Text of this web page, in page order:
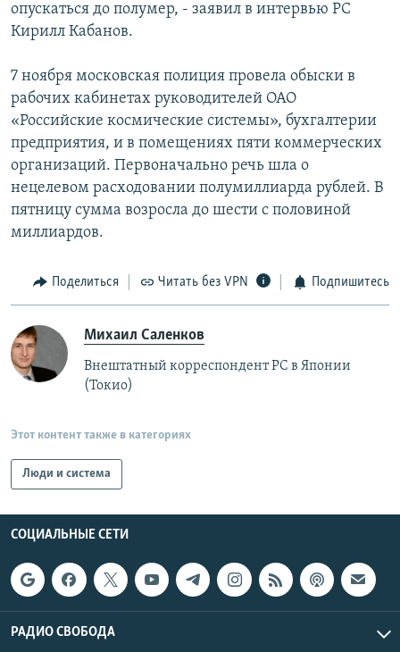
опускаться до полумер, - заявил в интервью РС
Кирилл Кабанов.
7 ноября московская полиция провела обыски в
рабочих кабинетах руководителей ОАО
«Российские космические системы», бухгалтерии
предприятия, и в помещениях пяти коммерческих
организаций. Первоначально речь шла о
нецелевом расходовании полумиллиарда рублей. В
пятницу сумма возросла до шести с половиной
миллиардов.
Поделиться Читать без VPN Подпишитесь
Михаил Саленков
Внештатный корреспондент РС в Японии
(Токио)
Этот контент также в категориях
Люди и система
СОЦИАЛЬНЫЕ СЕТИ
РАДИО СВОБОДА